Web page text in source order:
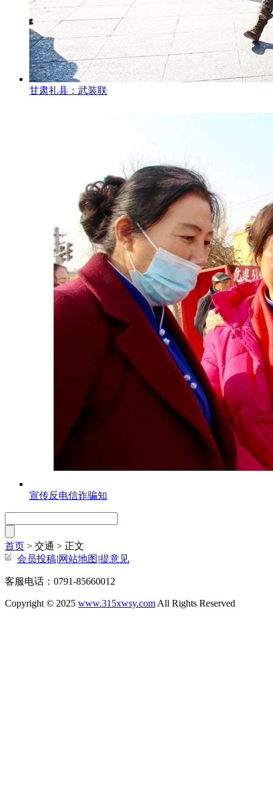
甘肃礼县：武装联
宣传反电信诈骗知
首页 > 交通 > 正文
会员投稿|网站地图 |提意见
客服电话：0791-85660012
Copyright © 2025 www.315xwsy.com All Rights Reserved